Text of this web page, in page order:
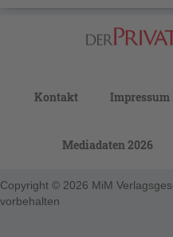
Kontakt Impressum
Mediadaten 2026
Copyright © 2026 MiM
vorbehalten